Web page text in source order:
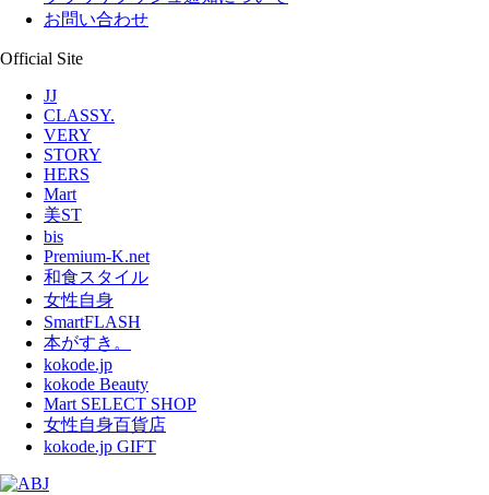
お問い合わせ
Official Site
JJ
CLASSY.
VERY
STORY
HERS
Mart
美ST
bis
Premium-K.net
和食スタイル
女性自身
SmartFLASH
本がすき。
kokode.jp
kokode Beauty
Mart SELECT SHOP
女性自身百貨店
kokode.jp GIFT